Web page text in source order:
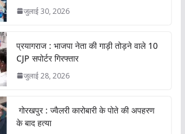
जुलाई 30, 2026
प्रयागराज : भाजपा नेता की गाड़ी तोड़ने वाले 10
CJP सपोर्टर गिरफ्तार
जुलाई 28, 2026
गोरखपुर : ज्वैलरी कारोबारी के पोते की अपहरण
के बाद हत्या